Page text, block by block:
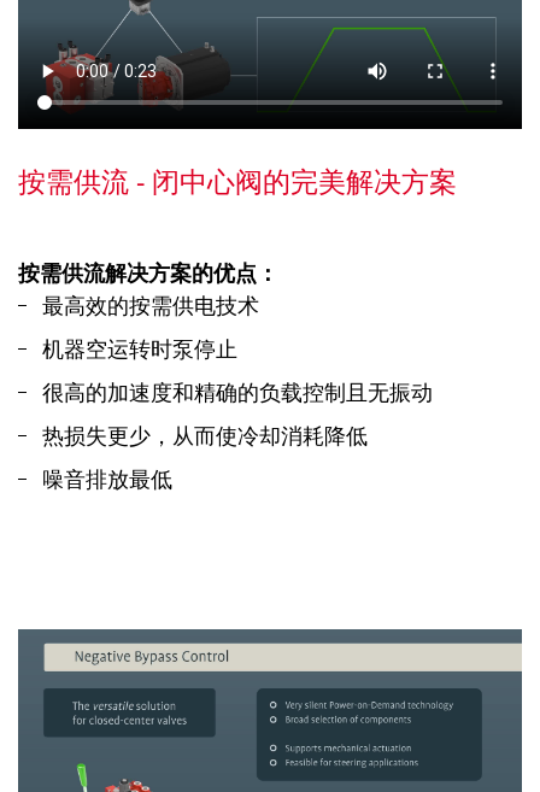
按需供流 - 闭中心阀的完美解决方案
按需供流解决方案的优点：
最高效的按需供电技术
机器空运转时泵停止
很高的加速度和精确的负载控制且无振动
热损失更少，从而使冷却消耗降低
噪音排放最低